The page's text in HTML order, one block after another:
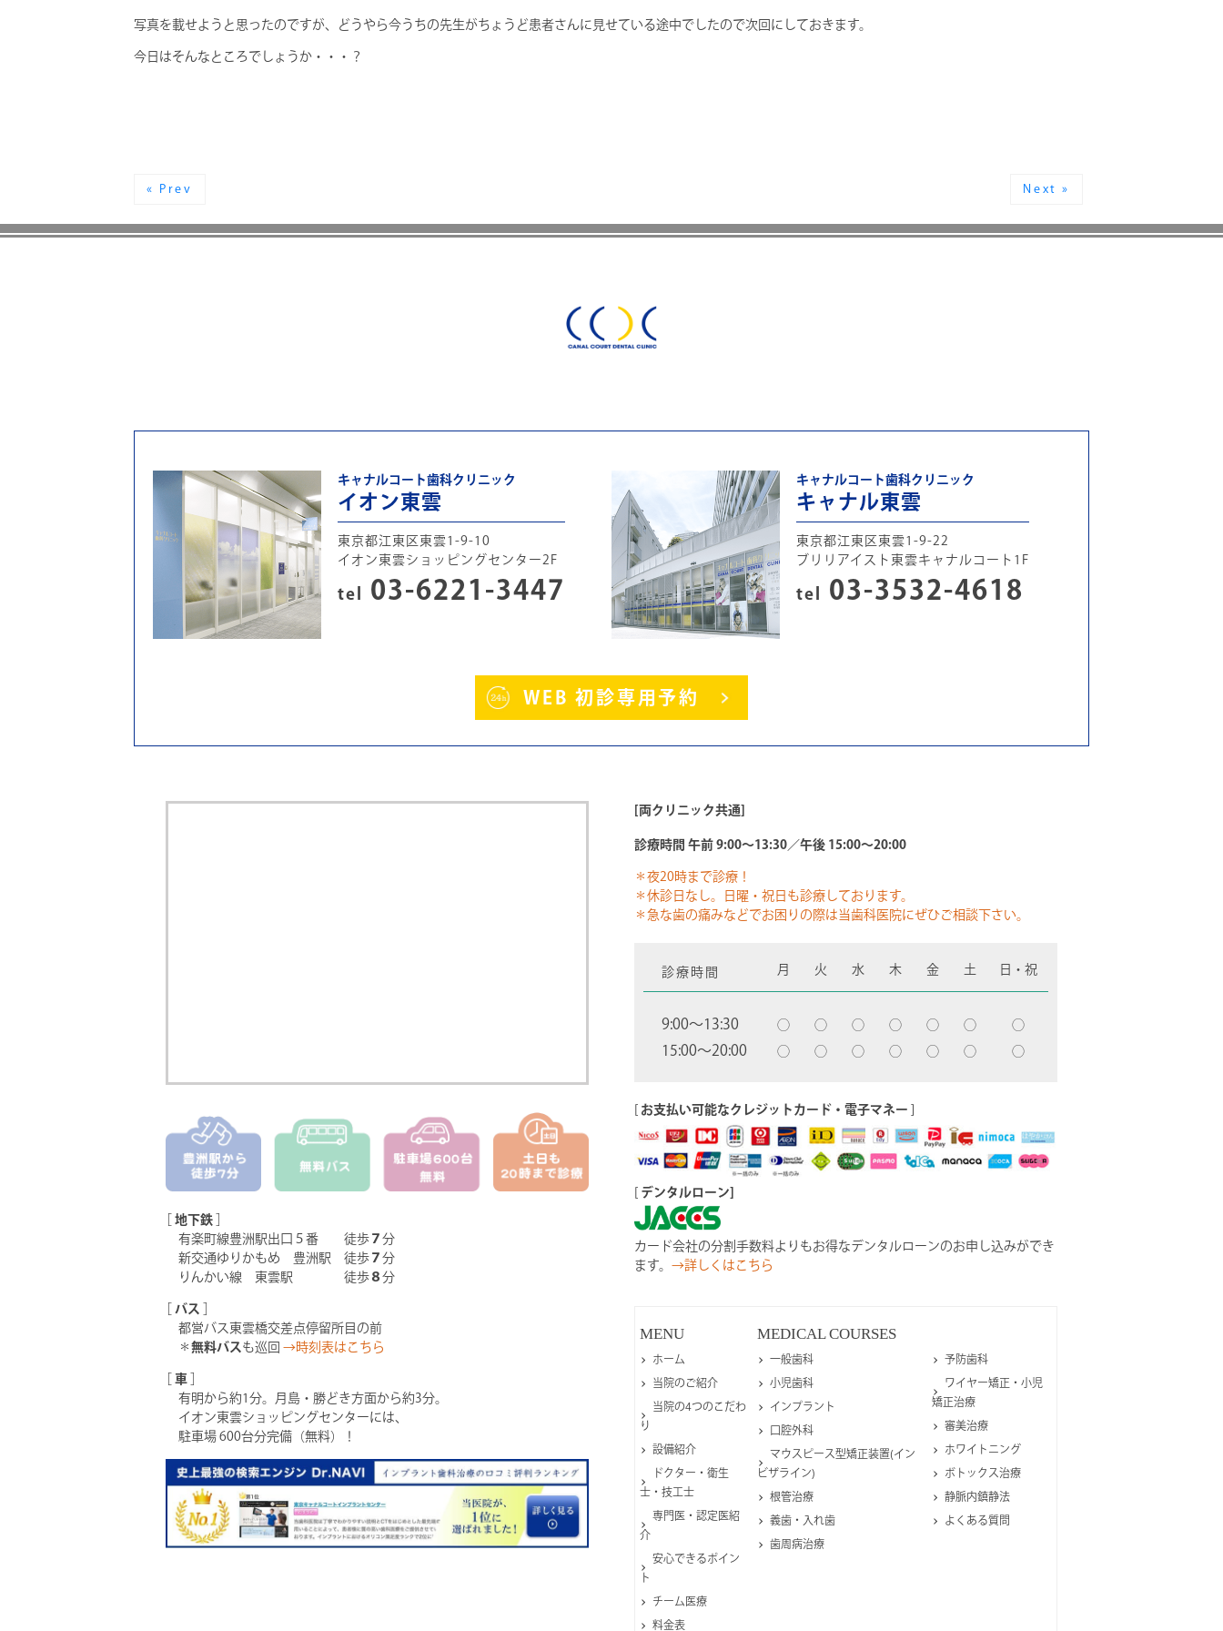
写真を載せようと思ったのですが、どうやら今うちの先生がちょうど患者さんに見せている途中でしたので次回にしておきます。
今日はそんなところでしょうか・・・？
« Prev Next »
キャナルコート歯科クリニック
イオン東雲
東京都江東区東雲1-9-10
イオン東雲ショッピングセンター2F
tel 03-6221-3447
キャナルコート歯科クリニック
キャナル東雲
東京都江東区東雲1-9-22
ブリリアイスト東雲キャナルコート1F
tel 03-3532-4618
WEB 初診専用予約
[両クリニック共通]
診療時間 午前 9:00～13:30／午後 15:00～20:00
＊夜20時まで診療！
＊休診日なし。日曜・祝日も診療しております。
＊急な歯の痛みなどでお困りの際は当歯科医院にぜひご相談下さい。
診療時間 月 火 水 木 金 土 日・祝
9:00〜13:30 ◯ ◯ ◯ ◯ ◯ ◯ ◯
15:00〜20:00 ◯ ◯ ◯ ◯ ◯ ◯ ◯
[ お支払い可能なクレジットカード・電子マネー ]
デンタルローン]
カード会社の分割手数料よりもお得なデンタルローンのお申し込みができ
ます。 →詳しくはこちら
地下鉄
有楽町線豊洲駅出口５番 徒歩 ７ 分
新交通ゆりかもめ 豊洲駅 徒歩 ７ 分
りんかい線 東雲駅 徒歩 ８ 分
バス
都営バス東雲橋交差点停留所目の前
＊ 無料バス も巡回 →時刻表はこちら
車
有明から約1分。月島・勝どき方面から約3分。
イオン東雲ショッピングセンターには、
駐車場 600台分完備（無料）！
MENU
ホーム
当院のご紹介
当院の4つのこだわ
り
設備紹介
ドクター・衛生
士・技工士
専門医・認定医紹
介
安心できるポイン
ト
チーム医療
料金表
MEDICALCOURSES
一般歯科
小児歯科
インプラント
口腔外科
マウスピース型矯正装置(イン
ビザライン)
根管治療
義歯・入れ歯
歯周病治療
予防歯科
ワイヤー矯正・小児
矯正治療
審美治療
ホワイトニング
ボトックス治療
静脈内鎮静法
よくある質問